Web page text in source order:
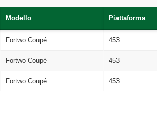
Modello Piattaforma
Fortwo Coupé 453
Fortwo Coupé 453
Fortwo Coupé 453